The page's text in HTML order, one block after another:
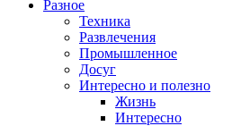
Разное
Техника
Развлечения
Промышленное
Досуг
Интересно и полезно
Жизнь
Интересно